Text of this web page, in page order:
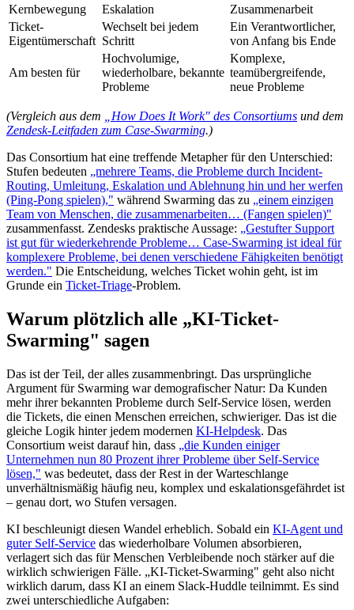
Kernbewegung
Eskalation
Zusammenarbeit
Ticket-
Eigentümerschaft
Wechselt bei jedem
Schritt
Ein Verantwortlicher,
von Anfang bis Ende
Am besten für
Hochvolumige,
wiederholbare, bekannte
Probleme
Komplexe,
teamübergreifende,
neue Probleme
(Vergleich aus dem „How Does It Work" des Consortiums und dem
Zendesk-Leitfaden zum Case-Swarming.)
Das Consortium hat eine treffende Metapher für den Unterschied:
Stufen bedeuten „mehrere Teams, die Probleme durch Incident-
Routing, Umleitung, Eskalation und Ablehnung hin und her werfen
(Ping-Pong spielen)," während Swarming das zu „einem einzigen
Team von Menschen, die zusammenarbeiten… (Fangen spielen)"
zusammenfasst. Zendesks praktische Aussage: „Gestufter Support
ist gut für wiederkehrende Probleme… Case-Swarming ist ideal für
komplexere Probleme, bei denen verschiedene Fähigkeiten benötigt
werden." Die Entscheidung, welches Ticket wohin geht, ist im
Grunde ein Ticket-Triage-Problem.
Warum plötzlich alle „KI-Ticket-
Swarming" sagen
Das ist der Teil, der alles zusammenbringt. Das ursprüngliche
Argument für Swarming war demografischer Natur: Da Kunden
mehr ihrer bekannten Probleme durch Self-Service lösen, werden
die Tickets, die einen Menschen erreichen, schwieriger. Das ist die
gleiche Logik hinter jedem modernen KI-Helpdesk. Das
Consortium weist darauf hin, dass „die Kunden einiger
Unternehmen nun 80 Prozent ihrer Probleme über Self-Service
lösen," was bedeutet, dass der Rest in der Warteschlange
unverhältnismäßig häufig neu, komplex und eskalationsgefährdet ist
– genau dort, wo Stufen versagen.
KI beschleunigt diesen Wandel erheblich. Sobald ein KI-Agent und
guter Self-Service das wiederholbare Volumen absorbieren,
verlagert sich das für Menschen Verbleibende noch stärker auf die
wirklich schwierigen Fälle. „KI-Ticket-Swarming" geht also nicht
wirklich darum, dass KI an einem Slack-Huddle teilnimmt. Es sind
zwei unterschiedliche Aufgaben: